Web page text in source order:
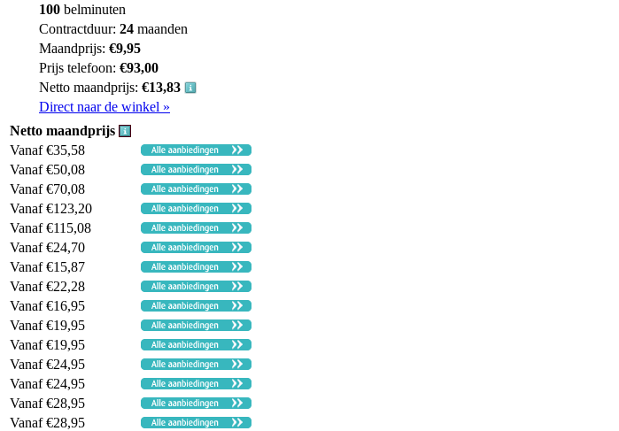
100 belminuten
Contractduur: 24 maanden
Maandprijs: €9,95
Prijs telefoon: €93,00
Netto maandprijs: €13,83
Direct naar de winkel »
Netto maandprijs
Vanaf €35,58
Vanaf €50,08
Vanaf €70,08
Vanaf €123,20
Vanaf €115,08
Vanaf €24,70
Vanaf €15,87
Vanaf €22,28
Vanaf €16,95
Vanaf €19,95
Vanaf €19,95
Vanaf €24,95
Vanaf €24,95
Vanaf €28,95
Vanaf €28,95